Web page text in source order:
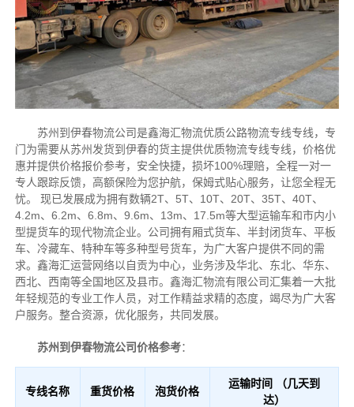
苏州到伊春物流公司是鑫海汇物流优质公路物流专线专线，专
门为需要从苏州发货到伊春的货主提供优质物流专线专线，价格优
惠并提供价格报价参考，安全快捷，损坏100%理赔，全程一对一
专人跟踪反馈，高额保险为您护航，保姆式贴心服务，让您全程无
忧。
现已发展成为拥有数辆2T、5T、10T、20T、35T、40T、
4.2m、6.2m、6.8m、9.6m、13m、17.5m等大型运输车和市内小
型提货车的现代物流企业。公司拥有厢式货车、半封闭货车、平板
车、冷藏车、特种车等多种型号货车，为广大客户提供不同的需
求。鑫海汇运营网络以自贡为中心，业务涉及华北、东北、华东、
西北、西南等全国地区及县市。鑫海汇物流有限公司汇集着一大批
年轻规范的专业工作人员，对工作精益求精的态度，竭尽为广大客
户服务。整合资源，优化服务，共同发展。
苏州到伊春物流公司价格参考：
专线名称 重货价格 泡货价格
运输时间 （几天到
达）